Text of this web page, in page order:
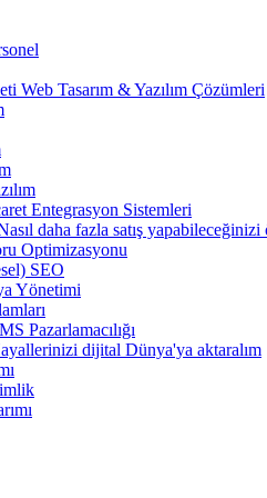
Web Tasarım & Yazılım Çözümleri
Entegrasyon Sistemleri
daha fazla satış yapabileceğinizi
Optimizasyonu
SEO
Yönetimi
Pazarlamacılığı
dijital Dünya'ya aktaralım